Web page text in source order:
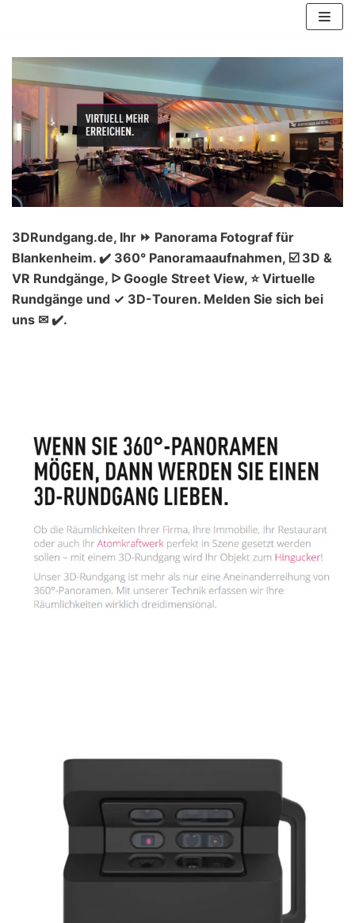
Inhalt
springen
3DRundgang.de, Ihr ⏩ Panorama Fotograf für
Blankenheim. ✔️ 360° Panoramaaufnahmen, ☑️ 3D &
VR Rundgänge, ᐅ Google Street View, ⭐ Virtuelle
Rundgänge und ✓ 3D-Touren. Melden Sie sich bei
uns ✉ ✔️.